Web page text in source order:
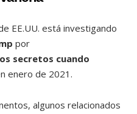
EE.UU. está investigando
por
secretos cuando
enero de 2021.
algunos relacionados